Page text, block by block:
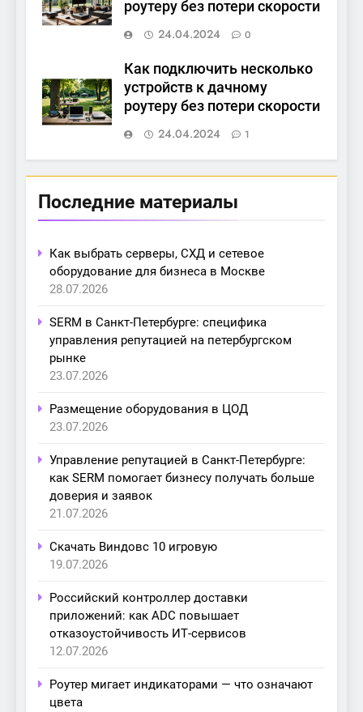
роутеру без потери скорости
24.04.2024
0
Как подключить несколько
устройств к дачному
роутеру без потери скорости
24.04.2024
1
Последние материалы
Как выбрать серверы, СХД и сетевое
оборудование для бизнеса в Москве
28.07.2026
SERM в Санкт-Петербурге: специфика
управления репутацией на петербургском
рынке
23.07.2026
Размещение оборудования в ЦОД
23.07.2026
Управление репутацией в Санкт-Петербурге:
как SERM помогает бизнесу получать больше
доверия и заявок
21.07.2026
Скачать Виндовс 10 игровую
19.07.2026
Российский контроллер доставки
приложений: как ADC повышает
отказоустойчивость ИТ-сервисов
12.07.2026
Роутер мигает индикаторами — что означают
цвета